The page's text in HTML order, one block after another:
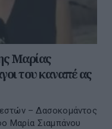
Μαρίας
του καναπέ ας
– Δασοκομάντος
Μαρία Σιαμπάνου